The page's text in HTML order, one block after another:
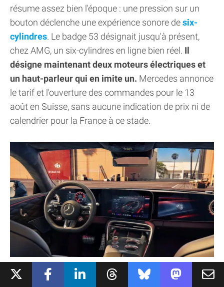
résume assez bien l'époque : une pression sur un
bouton déclenche une expérience sonore desix-
cylindres. Le badge 53 désignait jusqu'à présent,
chez AMG, un six-cylindres en ligne bien réel. Il
désigne maintenant deux moteurs électriques et
un haut-parleur qui en imite un. Mercedes annonce
le tarif et l'ouverture des commandes pour le 13
août en Suisse, sans aucune indication de prix ni de
calendrier pour la France à ce stade.